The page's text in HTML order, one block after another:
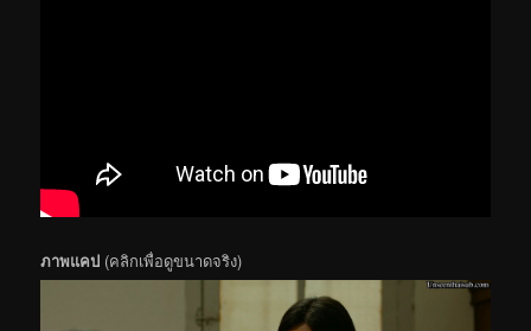
ภาพแคป (คลิกเพื่อดูขนาดจริง)